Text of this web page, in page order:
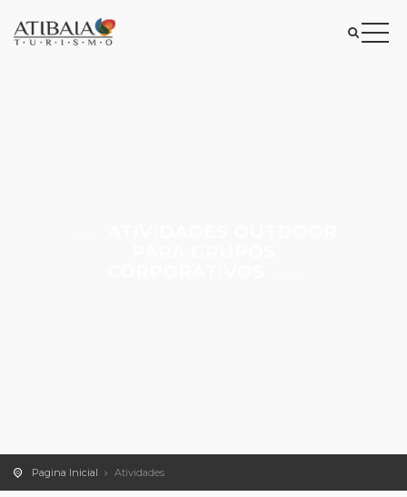
Pagina Inicial Atividades